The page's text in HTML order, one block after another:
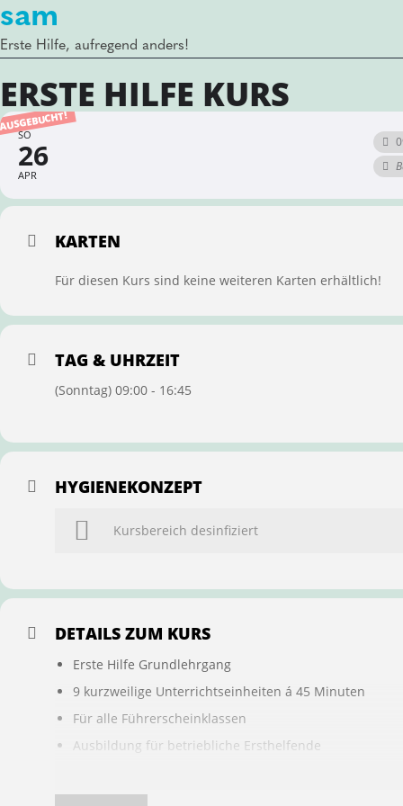
sam
Erste Hilfe, aufregend anders!
ERSTE HILFE KURS
SO
26
APR
KARTEN
Für diesen Kurs sind keine weiteren Karten erhältlich!
TAG & UHRZEIT
(Sonntag) 09:00 - 16:45
HYGIENEKONZEPT
Kursbereich desinfiziert
DETAILS ZUM KURS
Erste Hilfe Grundlehrgang
9 kurzweilige Unterrichtseinheiten á 45 Minuten
Für alle Führerscheinklassen
Ausbildung für betriebliche Ersthelfende